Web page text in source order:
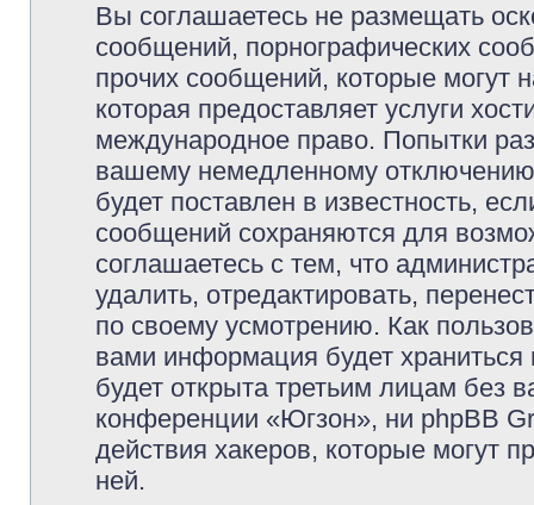
Вы соглашаетесь не размещать
сообщений, порнографических
прочих сообщений, которые могут
которая предоставляет услуги
международное право. Попытки
вашему немедленному
будет поставлен в известность,
сообщений сохраняются для
соглашаетесь с тем, что
удалить, отредактировать,
по своему усмотрению. Как
вами информация будет
будет открыта третьим лицам без
конференции «Югзон», ни phpBB
действия хакеров, которые могут
ней.